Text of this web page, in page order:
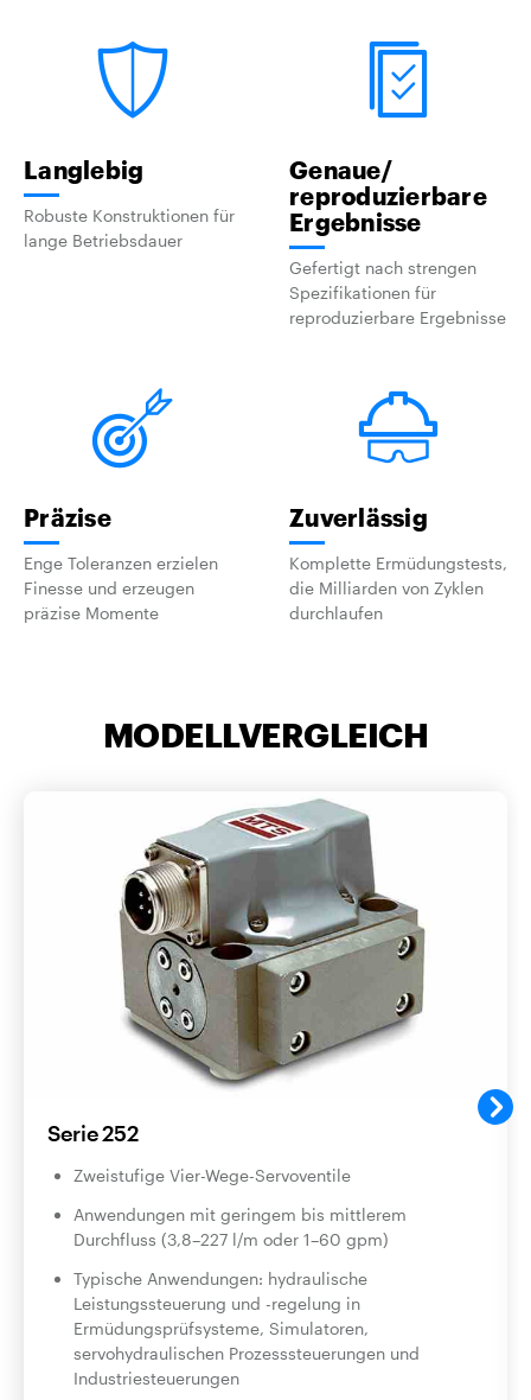
Langlebig
Robuste Konstruktionen für
lange Betriebsdauer
Genaue/
reproduzierbare
Ergebnisse
Gefertigt nach strengen
Spezifikationen für
reproduzierbare Ergebnisse
Präzise
Enge Toleranzen erzielen
Finesse und erzeugen
präzise Momente
Zuverlässig
Komplette Ermüdungstests,
die Milliarden von Zyklen
durchlaufen
MODELLVERGLEICH
Serie 252
Zweistufige Vier-Wege-Servoventile
Anwendungen mit geringem bis mittlerem
Durchfluss (3,8–227 l/m oder 1–60 gpm)
Typische Anwendungen: hydraulische
Leistungssteuerung und -regelung in
Ermüdungsprüfsysteme, Simulatoren,
servohydraulischen Prozesssteuerungen und
Industriesteuerungen